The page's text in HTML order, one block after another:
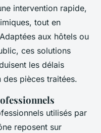
intervention rapide,
tout en
aux hôtels ou
ces solutions
les délais
des pièces traitées.
utilisés par
reposent sur